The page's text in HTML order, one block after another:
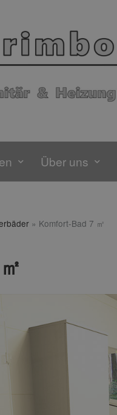
Über uns
» Komfort-Bad 7 ㎡